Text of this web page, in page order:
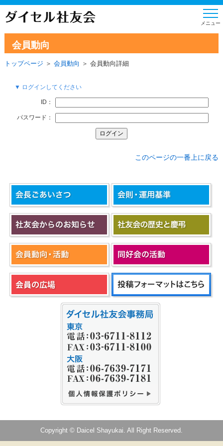
会員動向
トップページ ＞ 会員動向 ＞ 会員動向詳細
▼ ログインしてください
ID：
パスワード：
このページの一番上に戻る
Copyright © Daicel Shayukai. All Right Reserved.